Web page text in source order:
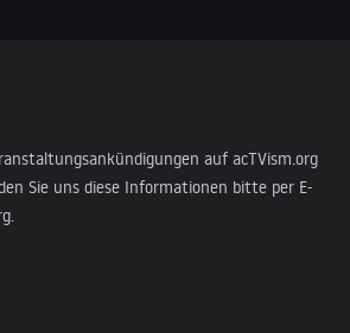
auf acTVism.org
Sie uns diese Informationen bitte per E-
.